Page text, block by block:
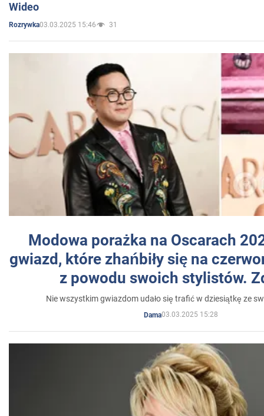
Wideo
Rozrywka03.03.2025 15:46 31
Modowa porażka na Oscarach
gwiazd, które zhańbiły się na
z powodu swoich stylistów.
Nie wszystkim gwiazdom udało się trafić w dziesiątkę ze
Dama03.03.2025 15:28